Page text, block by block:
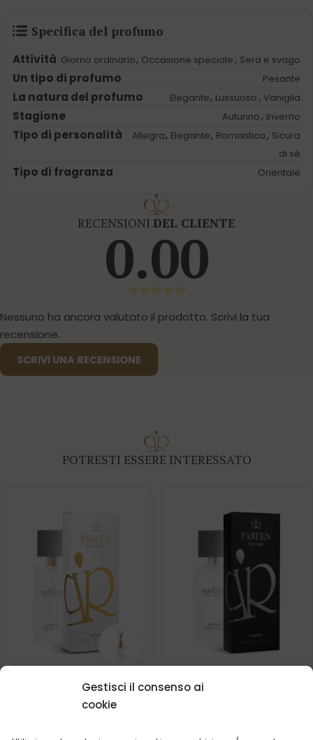
Gestisci il consenso ai
cookie
Specifica del profumo
Attività Giorno ordinario, Occasione speciale , Sera e svago
Un tipo di profumo Pesante
La natura del profumo Elegante, Lussuoso , Vaniglia
Stagione Autunno , Inverno
Tipo di personalità Allegra, Elegante, Romantica , Sicura
di sé
Tipo di fragranza Orientale
RECENSIONI DEL CLIENTE
0.00
Nessuno ha ancora valutato il prodotto. Scrivi la tua
recensione.
SCRIVI UNA RECENSIONE
POTRESTI ESSERE INTERESSATO
Profumo da donna – 526
Profumo da uomo – 628